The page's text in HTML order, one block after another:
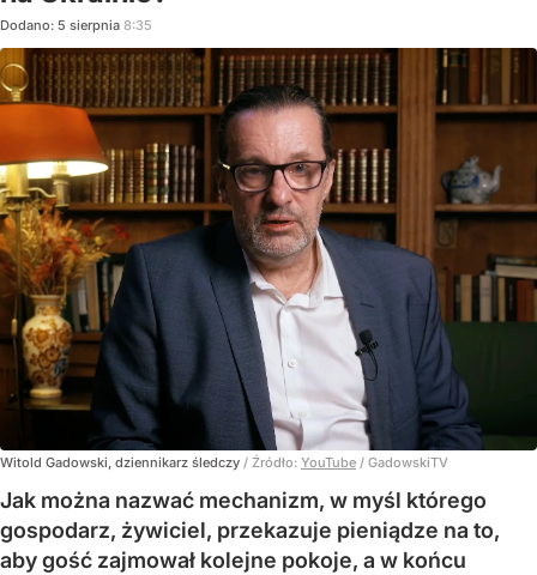
Dodano: 5 sierpnia 8:35
Witold Gadowski, dziennikarz śledczy / Źródło: YouTube / GadowskiTV
Jak można nazwać mechanizm, w myśl którego
gospodarz, żywiciel, przekazuje pieniądze na to,
aby gość zajmował kolejne pokoje, a w końcu